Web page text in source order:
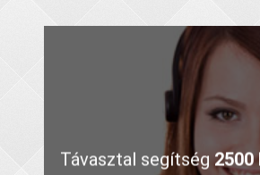
Távasztal segítség2500